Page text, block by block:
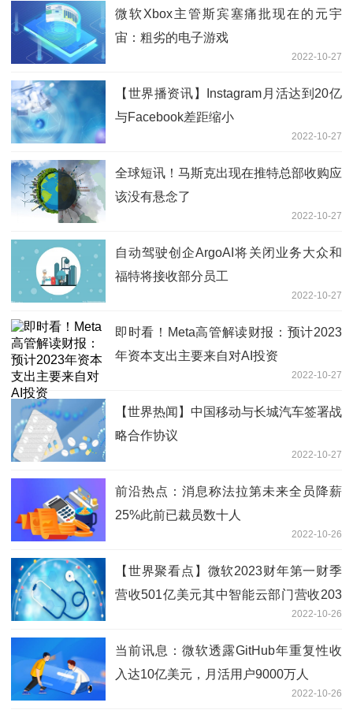
微软Xbox主管斯宾塞痛批现在的元宇
宙：粗劣的电子游戏
2022-10-27
【世界播资讯】Instagram月活达到20亿
与Facebook差距缩小
2022-10-27
全球短讯！马斯克出现在推特总部收购应
该没有悬念了
2022-10-27
自动驾驶创企ArgoAI将关闭业务大众和
福特将接收部分员工
2022-10-27
即时看！Meta高管解读财报：预计2023
年资本支出主要来自对AI投资
2022-10-27
【世界热闻】中国移动与长城汽车签署战
略合作协议
2022-10-27
前沿热点：消息称法拉第未来全员降薪
25%此前已裁员数十人
2022-10-26
【世界聚看点】微软2023财年第一财季
营收501亿美元其中智能云部门营收203
2022-10-26
当前讯息：微软透露GitHub年重复性收
入达10亿美元，月活用户9000万人
2022-10-26